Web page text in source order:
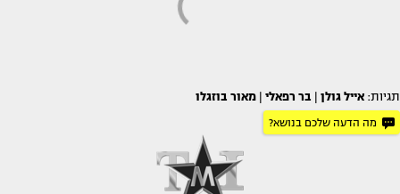
תגיות: אייל גולן בר רפאלי מאור בוזגלו
מה הדעה שלכם בנושא?